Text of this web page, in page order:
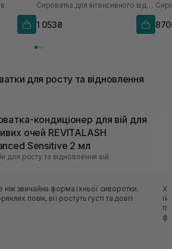
Cироватка для інтенсивного відновлення вій
1 053₴
для росту та відновлення
кондиціонер для вій для
очей REVITALASH
Sensitive 2 мл
для росту та відновлення вій
звичайна форма їхньої сиворотки.
повік, вії ростуть густі та довгі
їй